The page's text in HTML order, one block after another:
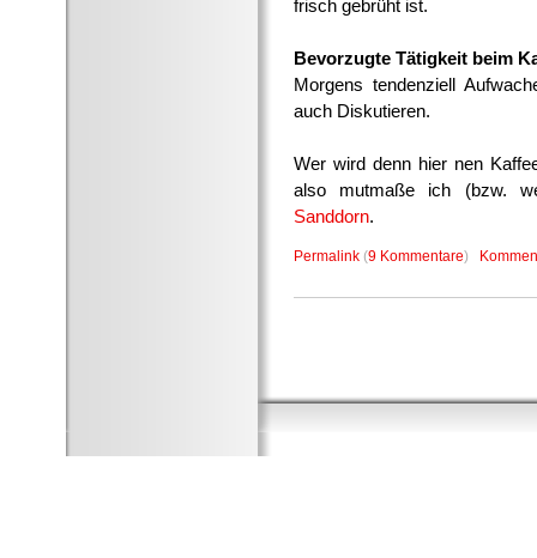
frisch gebrüht ist.
Bevorzugte Tätigkeit beim
Morgens tendenziell
auch Diskutieren.
Wer wird denn hier nen
also mutmaße ich (bzw.
Sanddorn.
Permalink (9 Kommentare)